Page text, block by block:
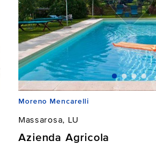
Moreno Mencarelli
Massarosa, LU
Azienda Agricola